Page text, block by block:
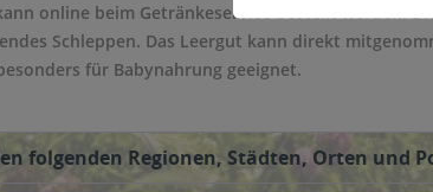
online beim Getränkeservice bestellt werden.
Schleppen. Das Leergut kann direkt
für Babynahrung geeignet.
folgenden Regionen, Städten, Orten und